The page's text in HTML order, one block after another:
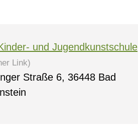
und Jugendkunstschule
Link)
Straße 6, 36448 Bad